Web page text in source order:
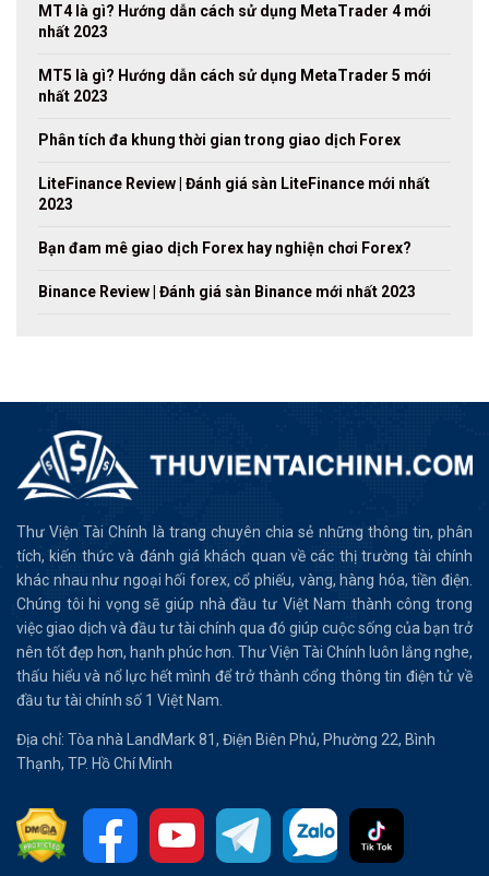
MT4 là gì? Hướng dẫn cách sử dụng MetaTrader 4 mới
nhất 2023
MT5 là gì? Hướng dẫn cách sử dụng MetaTrader 5 mới
nhất 2023
Phân tích đa khung thời gian trong giao dịch Forex
LiteFinance Review | Đánh giá sàn LiteFinance mới nhất
2023
Bạn đam mê giao dịch Forex hay nghiện chơi Forex?
Binance Review | Đánh giá sàn Binance mới nhất 2023
Thư Viện Tài Chính là trang chuyên chia sẻ những thông tin, phân
tích, kiến thức và đánh giá khách quan về các thị trường tài chính
khác nhau như ngoại hối forex, cổ phiếu, vàng, hàng hóa, tiền điện.
Chúng tôi hi vọng sẽ giúp nhà đầu tư Việt Nam thành công trong
việc giao dịch và đầu tư tài chính qua đó giúp cuộc sống của bạn trở
nên tốt đẹp hơn, hạnh phúc hơn. Thư Viện Tài Chính luôn lắng nghe,
thấu hiểu và nổ lực hết mình để trở thành cổng thông tin điện tử về
đầu tư tài chính số 1 Việt Nam.
Địa chỉ: Tòa nhà LandMark 81, Điện Biên Phủ, Phường 22, Bình
Thạnh, TP. Hồ Chí Minh